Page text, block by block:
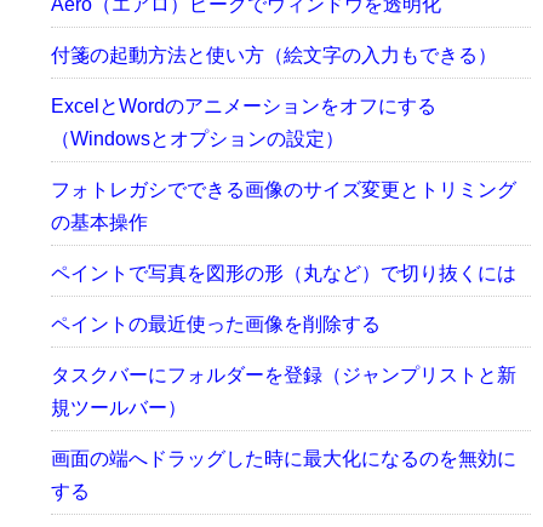
Aero（エアロ）ピークでウィンドウを透明化
付箋の起動方法と使い方（絵文字の入力もできる）
ExcelとWordのアニメーションをオフにする
（Windowsとオプションの設定）
フォトレガシでできる画像のサイズ変更とトリミング
の基本操作
ペイントで写真を図形の形（丸など）で切り抜くには
ペイントの最近使った画像を削除する
タスクバーにフォルダーを登録（ジャンプリストと新
規ツールバー）
画面の端へドラッグした時に最大化になるのを無効に
する